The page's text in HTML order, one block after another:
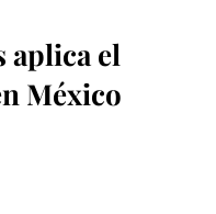
aplica el
México